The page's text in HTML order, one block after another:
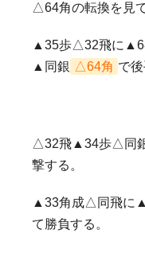
△64角の転換を見て
▲35歩△32飛に
▲同銀 △64角 で後
△32飛▲34歩△同
撃する。
▲33角成△同飛に
て勝負する。